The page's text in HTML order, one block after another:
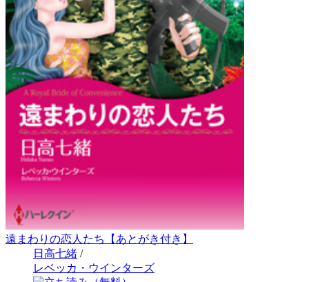
遠まわりの恋人たち【あとがき付き】
日高七緒 /
レベッカ・ウインターズ